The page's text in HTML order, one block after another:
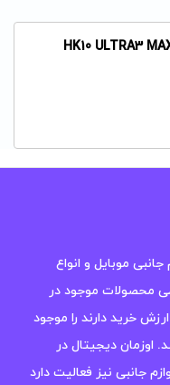
موبایل و انواع
محصولات موجود در
خرید دارند را موجود
اوزمان دیجیتال در
جانبی نیز فعالیت دارد